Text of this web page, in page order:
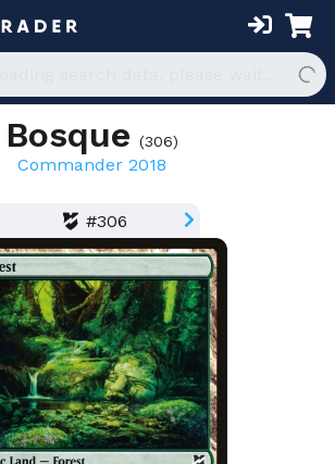
Bosque (306)
Commander 2018
#306